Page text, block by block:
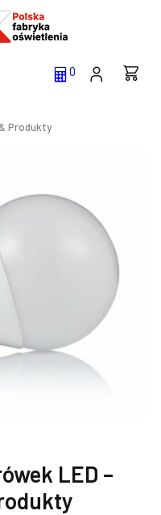
0
Produkty
LED –